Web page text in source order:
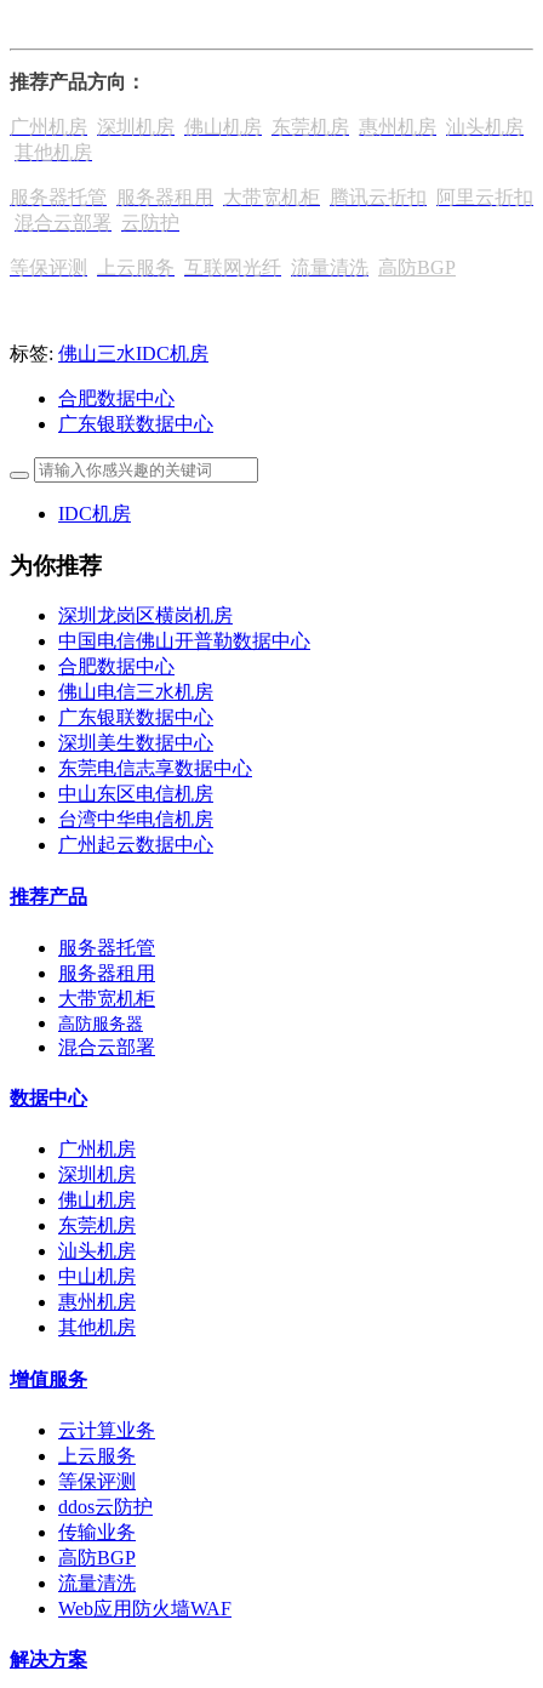
推荐产品方向：
广州机房 深圳机房 佛山机房 东莞机房 惠州机房 汕头机房
其他机房
服务器托管 服务器租用 大带宽机柜 腾讯云折扣
阿里云折扣
混合云部署 云防护
等保评测 上云服务 互联网光纤 流量清洗 高防BGP
标签: 佛山三水IDC机房
合肥数据中心
广东银联数据中心
IDC机房
为你推荐
深圳龙岗区横岗机房
中国电信佛山开普勒数据中心
合肥数据中心
佛山电信三水机房
广东银联数据中心
深圳美生数据中心
东莞电信志享数据中心
中山东区电信机房
台湾中华电信机房
广州起云数据中心
推荐产品
服务器托管
服务器租用
大带宽机柜
高防服务器
混合云部署
数据中心
广州机房
深圳机房
佛山机房
东莞机房
汕头机房
中山机房
惠州机房
其他机房
增值服务
云计算业务
上云服务
等保评测
ddos云防护
传输业务
高防BGP
流量清洗
Web应用防火墙WAF
解决方案